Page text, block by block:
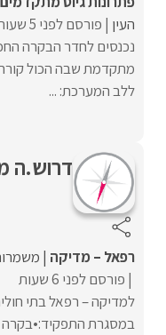
העין פורסם לפני 5 שעות
נכנסים לחדר הבקרה
מתקדמת שבה הכול
ללב המערכת: ...
דרוש.ה
רפאל – מדיקה
פורסם לפני 6 שעות
למדיקה – רפאל בתי
במסגרת התפקיד:•בקרה